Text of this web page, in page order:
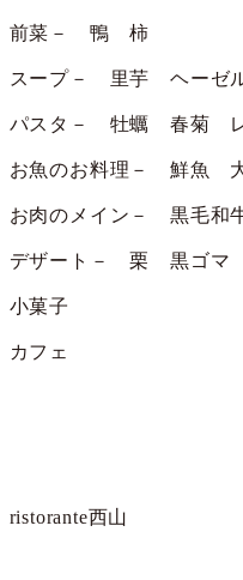
前菜－ 鴨 柿
スープ－ 里芋 ヘーゼ
パスタ－ 牡蠣 春菊
お魚のお料理－ 鮮魚
お肉のメイン－ 黒毛和
デザート－ 栗 黒ゴマ
小菓子
カフェ
ristorante西山